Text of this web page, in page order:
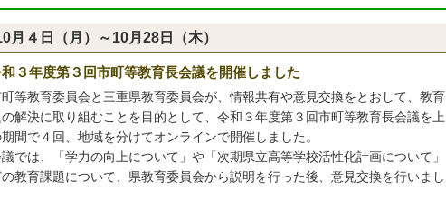
月４日（月）～10月28日（木）
３年度第３回市町等教育長会議を開催しました
等教育委員会と三重県教育委員会が、情報共有や意見交換をとおして、教育
解決に取り組むことを目的として、令和３年度第３回市町等教育長会議を上
間で４回、地域を分けてオンラインで開催しました。
では、「学力の向上について」や「次期県立高等学校活性化計画について」
教育課題について、県教育委員会から説明を行った後、意見交換を行いまし